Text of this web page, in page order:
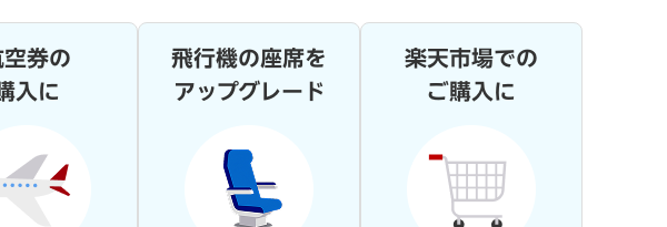
空券の
入に
飛行機の座席を
アップグレード
楽天市場での
ご購入に